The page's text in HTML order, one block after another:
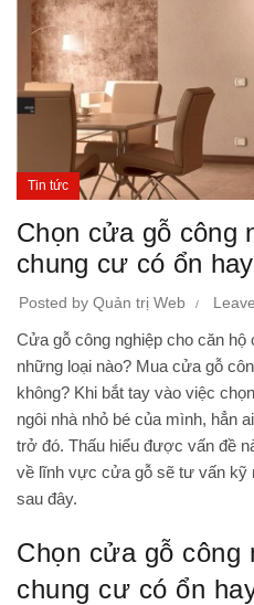
Tin tức
Chọn cửa gỗ công
chung cư có ổn
Posted by Quản trị Web
Cửa gỗ công nghiệp cho căn
những loại nào? Mua cửa gỗ
không? Khi bắt tay vào việc
ngôi nhà nhỏ bé của mình, hẳn
trở đó. Thấu hiểu được vấn đề
về lĩnh vực cửa gỗ sẽ tư vấn kỹ
sau đây.
Chọn cửa gỗ công
chung cư có ổn